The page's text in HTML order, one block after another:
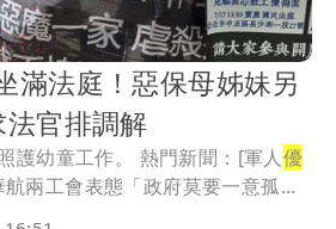
滿法庭！惡保母姊妹另
官排調解
...平時就會輪流分擔照護幼童工作。 熱門新聞：[軍人優
兩工會表態「政府莫要一意孤...